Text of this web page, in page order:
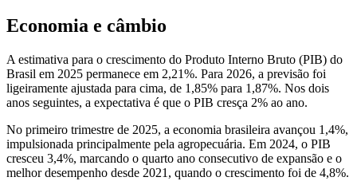
Economia e câmbio
A estimativa para o crescimento do Produto Interno Bruto (PIB) do
Brasil em 2025 permanece em 2,21%. Para 2026, a previsão foi
ligeiramente ajustada para cima, de 1,85% para 1,87%. Nos dois
anos seguintes, a expectativa é que o PIB cresça 2% ao ano.
No primeiro trimestre de 2025, a economia brasileira avançou 1,4%,
impulsionada principalmente pela agropecuária. Em 2024, o PIB
cresceu 3,4%, marcando o quarto ano consecutivo de expansão e o
melhor desempenho desde 2021, quando o crescimento foi de 4,8%.